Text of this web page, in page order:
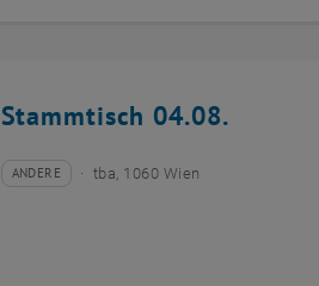
Stammtisch 04.08.
Veranstaltungstyp:
ANDERE
Veranstaltungsort:tba, 1060 Wien